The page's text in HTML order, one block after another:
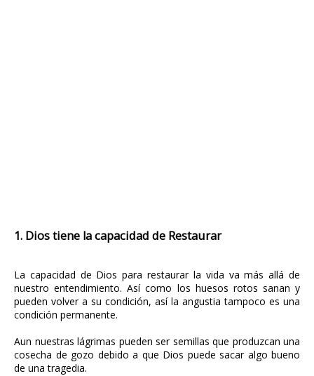
1. Dios tiene la capacidad de Restaurar
La capacidad de Dios para restaurar la vida va más allá de
nuestro entendimiento. Así como los huesos rotos sanan y
pueden volver a su condición, así la angustia tampoco es una
condición permanente.
Aun nuestras lágrimas pueden ser semillas que produzcan una
cosecha de gozo debido a que Dios puede sacar algo bueno
de una tragedia.